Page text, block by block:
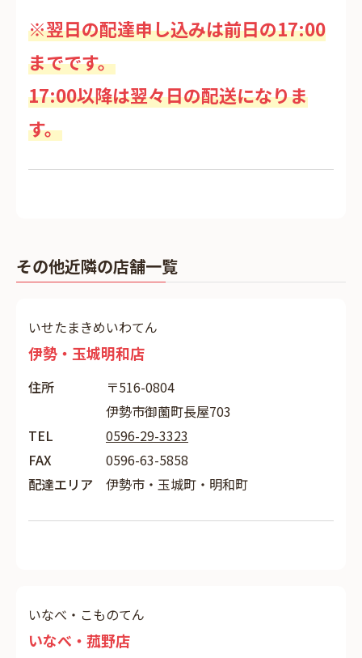
※翌日の配達申し込みは前日の17:00
までです。
17:00以降は翌々日の配送になりま
す。
その他近隣の店舗一覧
いせたまきめいわてん
伊勢・玉城明和店
住所
〒516-0804
伊勢市御薗町長屋703
TEL
0596-29-3323
FAX
0596-63-5858
配達エリア
伊勢市・玉城町・明和町
いなべ・こものてん
いなべ・菰野店